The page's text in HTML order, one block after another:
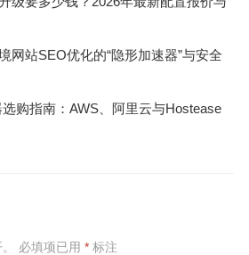
网站SEO优化的“隐形加速器”与安全
购指南：AWS、阿里云与Hostease
必填项已用 *标注